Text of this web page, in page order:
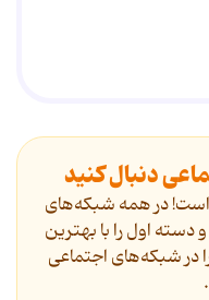
دنبال کنید
است! در همه شبکه‌های
اول را با بهترین
در شبکه‌های اجتماعی